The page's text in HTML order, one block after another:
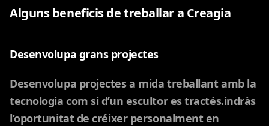
Alguns beneficis de treballar a Creagia
Desenvolupa grans projectes
Desenvolupa projectes a mida treballant amb la
tecnologia com si d’un escultor es tractés.indràs
l’oportunitat de créixer personalment en